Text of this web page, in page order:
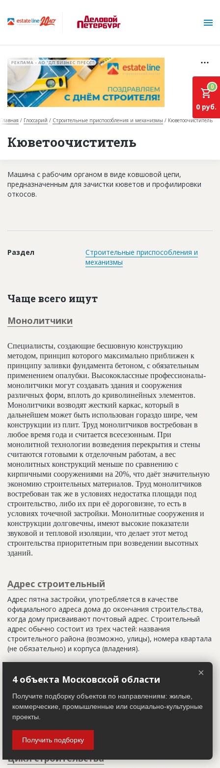
О проекте
База строящихся объектов
Инвестпроекты
Контакты
Личный кабинет
РЕКЛАМА • АО "ДП БИЗНЕС ПРЕСС"
Главная Глоссарий Строительные приспособления и механизмы Кюветоочиститель
Кюветоочиститель
0
0 руб.
Машина с рабочим органом в виде ковшовой цепи,
предназначенным для зачистки кюветов и профилировки
откосов.
Раздел
Строительные приспособления и
механизмы
Чаще всего ищут
Монолитчики
Специалисты, создающие бесшовную конструкцию
методом, принцип которого максимально приближен к
принципу заливки фундамента бетоном, с обязательным
применением опалубки. Высококлассные профессионалы-
монолитчики могут создавать здания и сооружения
различных форм, вплоть до криволинейных элементов.
Монолитчики возводят жесткий каркас, который в
дальнейшем может быть использован гораздо шире, чем
конструкции из плит. Труд монолитчиков востребован в
любое время года и считается всесезонным. При
монолитной технологии возведения перекрытия и стены
считаются готовыми к отделочным работам, а вес
монолитных конструкций меньше по сравнению с
кирпичными сооружениями на 20%, что даёт значительную
экономию строительных материалов. Труд монолитчиков
востребован так же в условиях недостатка площади под
строительство, либо их при её дороговизне, то есть в
условиях точечной застройки. Монолитные сооружения и
конструкции долговечны, имеют высокие показатели
звуковой и тепловой изоляции, что делает этот метод
строительства приоритетным при возведении высотных
зданий.
Адрес строительный
Адрес пятна застройки, употребляется в качестве
официального адреса дома до окончания строительства,
когда дому присваивают почтовый адрес. Строительный
адрес обычно состоит из трех частей: названия
строительного района (возможно, улицы), номера квартала
(не обязательно) и корпуса (владения).
Настоящим строительным адресом можно считать адрес,
указанный в правоустанавливающих документах. Иногда
(например, вторая очередь). В официальных документах
должен присутствовать официальный строительный адрес,
а все остальное - это уточнения типа "шестикомнатная
для переговоров.
Цикл строительства
×
4 объекта Московской области
Получите подборку объектов по направлениям: жилые,
коммерческие, промышленные или социально-культурные
проекты.
Получить подборку